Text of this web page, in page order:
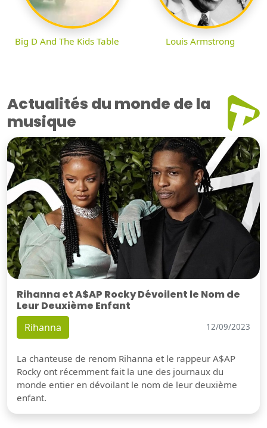
Big D And The Kids Table Louis Armstrong
Actualités du monde de la
musique
Rihanna et A$AP Rocky Dévoilent le Nom de
Leur Deuxième Enfant
Rihanna 12/09/2023
La chanteuse de renom Rihanna et le rappeur A$AP
Rocky ont récemment fait la une des journaux du
monde entier en dévoilant le nom de leur deuxième
enfant.